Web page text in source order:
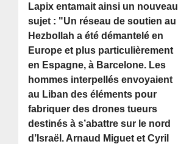
Lapix entamait ainsi un nouveau
sujet : "Un réseau de soutien au
Hezbollah a été démantelé en
Europe et plus particulièrement
en Espagne, à Barcelone. Les
hommes interpellés envoyaient
au Liban des éléments pour
fabriquer des drones tueurs
destinés à s’abattre sur le nord
d’Israël. Arnaud Miguet et Cyril